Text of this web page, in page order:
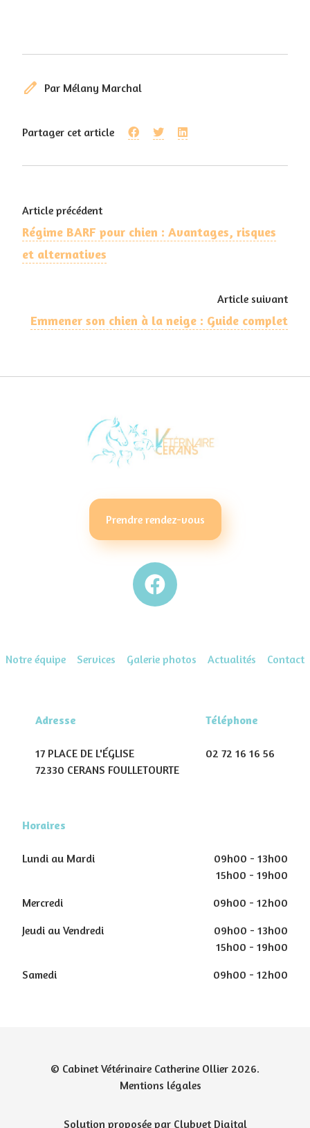
edit Par Mélany Marchal
Partager cet article
Article précédent
Régime BARF pour chien : Avantages, risques
et alternatives
Article suivant
Emmener son chien à la neige​ : Guide complet
Prendre rendez-vous
Notre équipe Services Galerie photos Actualités Contact
Adresse
17 PLACE DE L'ÉGLISE
72330 CERANS FOULLETOURTE
Téléphone
02 72 16 16 56
Horaires
Lundi au Mardi
09h00 - 13h00
15h00 - 19h00
Mercredi
09h00 - 12h00
Jeudi au Vendredi
09h00 - 13h00
15h00 - 19h00
Samedi
09h00 - 12h00
© Cabinet Vétérinaire Catherine Ollier 2026.
Mentions légales
Solution proposée par Clubvet Digital